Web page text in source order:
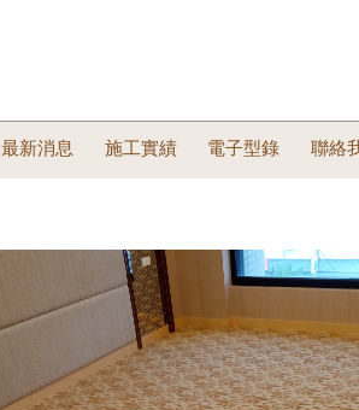
最新消息 施工實績 電子型錄 聯絡